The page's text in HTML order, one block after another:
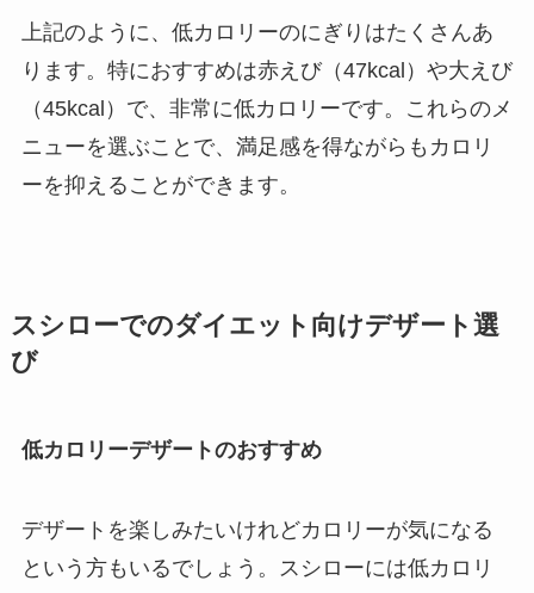
上記のように、低カロリーのにぎりはたくさんあ
ります。特におすすめは赤えび（47kcal）や大えび
（45kcal）で、非常に低カロリーです。これらのメ
ニューを選ぶことで、満足感を得ながらもカロリ
ーを抑えることができます。
スシローでのダイエット向けデザート選
び
低カロリーデザートのおすすめ
デザートを楽しみたいけれどカロリーが気になる
という方もいるでしょう。スシローには低カロリ